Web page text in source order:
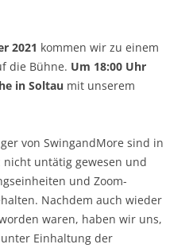
2021 kommen wir zu einem
die Bühne. Um 18:00 Uhr
in Soltau mit unserem
von SwingandMore sind in
untätig gewesen und
und Zoom-
Nachdem auch wieder
waren, haben wir uns,
Einhaltung der